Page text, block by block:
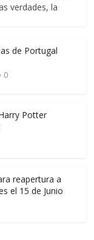
verdades, la
de Portugal
0
Potter
reapertura a
el 15 de Junio